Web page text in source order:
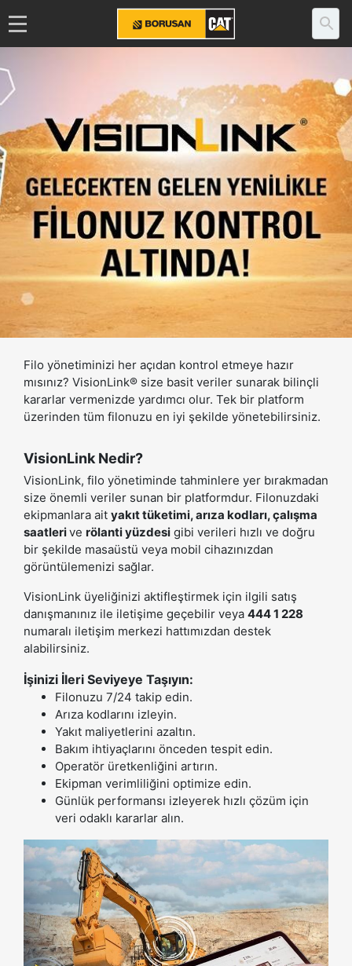
Filo yönetiminizi her açıdan kontrol etmeye hazır
mısınız? VisionLink® size basit veriler sunarak bilinçli
kararlar vermenizde yardımcı olur. Tek bir platform
üzerinden tüm filonuzu en iyi şekilde yönetebilirsiniz.
VisionLink Nedir?
VisionLink, filo yönetiminde tahminlere yer bırakmadan
size önemli veriler sunan bir platformdur. Filonuzdaki
ekipmanlara ait yakıt tüketimi, arıza kodları, çalışma
saatlerive rölanti yüzdesi gibi verileri hızlı ve doğru
bir şekilde masaüstü veya mobil cihazınızdan
görüntülemenizi sağlar.
VisionLink üyeliğinizi aktifleştirmek için ilgili satış
danışmanınız ile iletişime geçebilir veya 444 1 228
numaralı iletişim merkezi hattımızdan destek
alabilirsiniz.
İşinizi İleri Seviyeye Taşıyın:
Filonuzu 7/24 takip edin.
Arıza kodlarını izleyin.
Yakıt maliyetlerini azaltın.
Bakım ihtiyaçlarını önceden tespit edin.
Operatör üretkenliğini artırın.
Ekipman verimliliğini optimize edin.
Günlük performansı izleyerek hızlı çözüm için
veri odaklı kararlar alın.